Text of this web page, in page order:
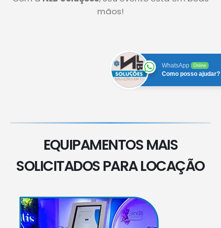
mãos!
WhatsApp Online
Como posso ajudar?
EQUIPAMENTOS MAIS
SOLICITADOS PARA LOCAÇÃO